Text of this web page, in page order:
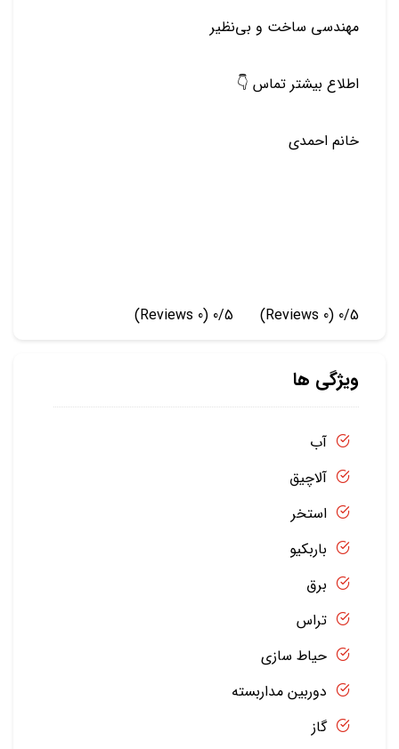
مهندسی ساخت و بی‌نظیر
اطلاع بیشتر تماس 👇
خانم احمدی
0/5
(0 Reviews)
0/5
(0 Reviews)
ویژگی ها
آب
آلاچیق
استخر
باربکیو
برق
تراس
حیاط سازی
دوربین مداربسته
گاز